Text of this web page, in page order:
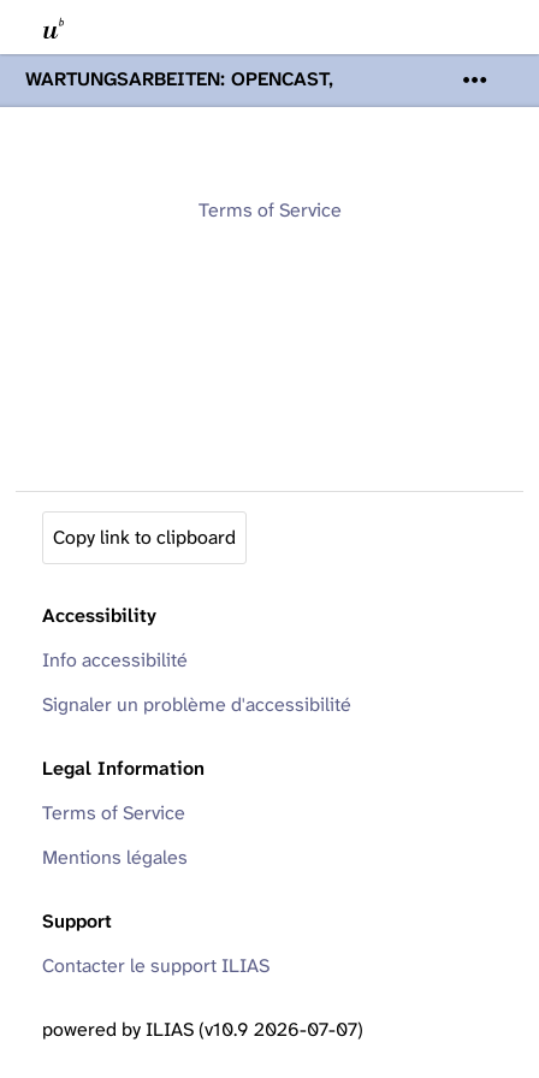
WARTUNGSARBEITEN: OPENCAST,
PODCASTS & TOBIRA
Mi 19. August
Opencast-Videos und Tobira nicht zur
Terms of Service
Copy link to clipboard
Accessibility
Info accessibilité
Signaler un problème d'accessibilité
Legal Information
Terms of Service
Mentions légales
Support
Contacter le support ILIAS
powered by ILIAS (v10.9 2026-07-07)